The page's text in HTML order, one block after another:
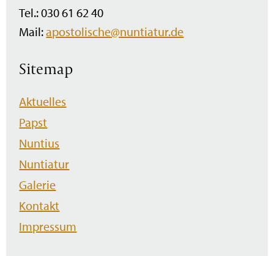
Tel.: 030 61 62 40
Mail:apostolische@nuntiatur.de
Sitemap
Navigation
überspringen
Aktuelles
Papst
Nuntius
Nuntiatur
Galerie
Kontakt
Impressum